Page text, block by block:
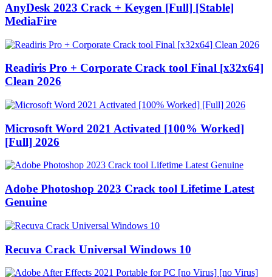
AnyDesk 2023 Crack + Keygen [Full] [Stable]
MediaFire
Readiris Pro + Corporate Crack tool Final [x32x64]
Clean 2026
Microsoft Word 2021 Activated [100% Worked]
[Full] 2026
Adobe Photoshop 2023 Crack tool Lifetime Latest
Genuine
Recuva Crack Universal Windows 10